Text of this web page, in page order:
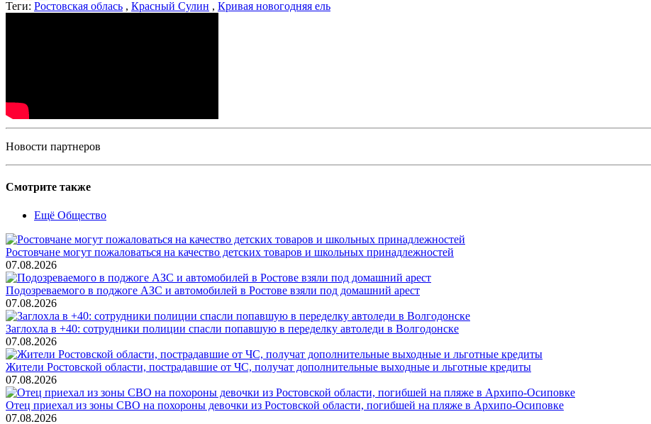
Теги: Ростовская облась , Красный Сулин , Кривая новогодняя ель
Новости партнеров
Смотрите также
Ещё Общество
Ростовчане могут пожаловаться на качество детских товаров и школьных принадлежностей
07.08.2026
Подозреваемого в поджоге АЗС и автомобилей в Ростове взяли под домашний арест
07.08.2026
Заглохла в +40: сотрудники полиции спасли попавшую в переделку автоледи в Волгодонске
07.08.2026
Жители Ростовской области, пострадавшие от ЧС, получат дополнительные выходные и льготные кредиты
07.08.2026
Отец приехал из зоны СВО на похороны девочки из Ростовской области, погибшей на пляже в Архипо-Осиповке
07.08.2026